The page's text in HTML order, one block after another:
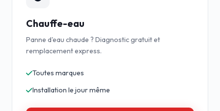
Chauffe-eau
Panne d'eau chaude ? Diagnostic gratuit et
remplacement express.
Toutes marques
Installation le jour même